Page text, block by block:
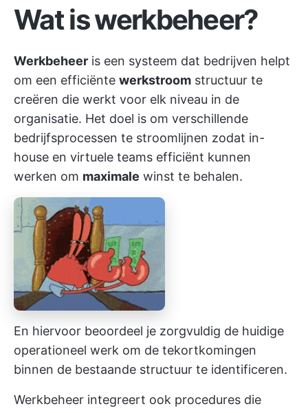
Wat is werkbeheer?
Werkbeheer is een systeem dat bedrijven helpt
om een efficiënte werkstroom structuur te
creëren die werkt voor elk niveau in de
organisatie. Het doel is om verschillende
bedrijfsprocessen te stroomlijnen zodat in-
house en virtuele teams efficiënt kunnen
werken om maximale winst te behalen.
En hiervoor beoordeel je zorgvuldig de huidige
operationeel werk om de tekortkomingen
binnen de bestaande structuur te identificeren.
Werkbeheer integreert ook procedures die